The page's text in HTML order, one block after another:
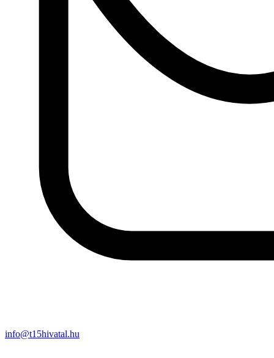
info@t15hivatal.hu